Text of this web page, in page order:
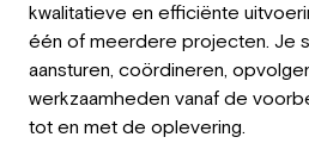
kwalitatieve en efficiënte
één of meerdere projecten. Je
aansturen, coördineren,
werkzaamheden vanaf de
tot en met de oplevering.